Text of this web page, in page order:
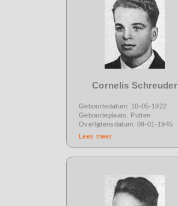
Cornelis Schreuder
Geboortedatum: 10-05-1922
Geboorteplaats: Putten
Overlijdensdatum: 09-01-1945
Lees meer